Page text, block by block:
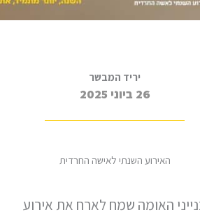
יריד המבשר
26 ביוני 2025
האירוע השנתי לאישה החרדית
האומה שמח לארח את אירוע